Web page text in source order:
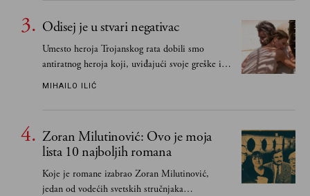
Odisej je u stvari negativac
Umesto heroja Trojanskog rata dobili smo
antiratnog heroja koji, uviđajući svoje greške i
učeći na njima, shvata da postoje stvari koje su
MIHAILO ILIĆ
Zoran Milutinović: Ovo je moja
lista 10 najboljih romana
Koje je romane izabrao Zoran Milutinović,
jedan od vodećih svetskih stručnjaka